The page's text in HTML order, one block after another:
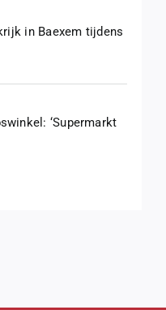
in Baexem tijdens
‘Supermarkt